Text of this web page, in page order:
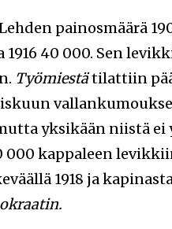
painosmäärä
1916 40 000. Sen
Työmiestätilattiin
yksikään niistä
000 kappaleen
1918 ja